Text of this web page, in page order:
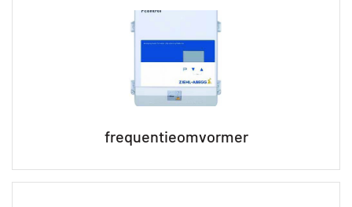
frequentieomvormer